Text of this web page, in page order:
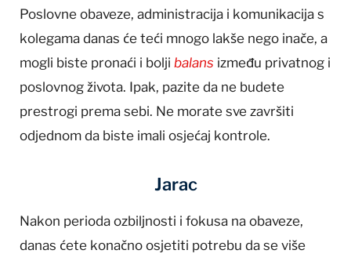
Poslovne obaveze, administracija i komunikacija s
kolegama danas će teći mnogo lakše nego inače, a
mogli biste pronaći i bolji balans između privatnog i
poslovnog života. Ipak, pazite da ne budete
prestrogi prema sebi. Ne morate sve završiti
odjednom da biste imali osjećaj kontrole.
Jarac
Nakon perioda ozbiljnosti i fokusa na obaveze,
danas ćete konačno osjetiti potrebu da se više